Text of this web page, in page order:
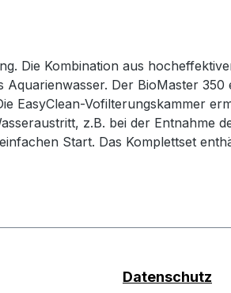
Die Kombination aus
Der BioMaster
EasyClean-Vofilterungskammer
z.B. bei der Entnahme
Start. Das Komplettset
Datenschutz